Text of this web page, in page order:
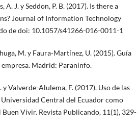
J. y Seddon, P. B. (2017). Is there a
Journal of Information Technology
de doi: 10.1057/s41266-016-0011-1
M. y Faura-Martínez, U. (2015). Guía
Madrid: Paraninfo.
y Valverde-Alulema, F. (2017). Uso de las
Central del Ecuador como
Vivir. Revista Publicando, 11(1), 329-